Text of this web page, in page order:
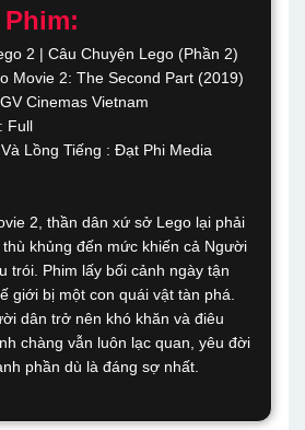
2 | Câu Chuyện Lego (Phần 2)
Movie 2: The Second Part (2019)
Cinemas Vietnam
Full
Lồng Tiếng : Đạt Phi Media
2, thần dân xứ sở Lego lại phải
khủng đến mức khiến cả Người
trói. Phim lấy bối cảnh ngày tận
giới bị một con quái vật tàn phá.
dân trở nên khó khăn và điêu
chàng vẫn luôn lạc quan, yêu đời
phần dù là đáng sợ nhất.